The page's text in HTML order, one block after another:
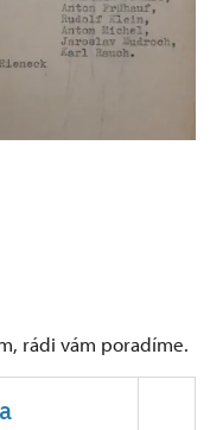
rádi vám poradíme.